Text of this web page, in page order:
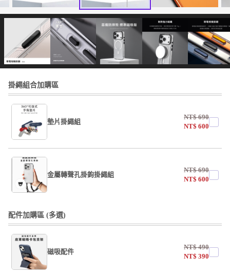
掛繩組合加購區
墊片掛繩組
NT$690
NT$600
undefined / undefined
掛繩
金屬轉聲孔掛鉤掛繩組
NT$690
NT$600
掛繩
undefined / undefined
配件加購區 (多選)
磁吸配件
NT$490
NT$390